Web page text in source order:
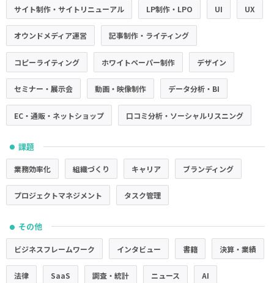
サイト制作・サイトリニューアル LP制作・LPO UI UX
オウンドメディア運営 記事制作・ライティング
コピーライティング ホワイトペーパー制作 デザイン
セミナー・展示会 動画・映像制作 データ分析・BI
EC・通販・ネットショップ 口コミ分析・ソーシャルリスニング
● 課題
業務効率化 組織づくり キャリア ブランディング
プロジェクトマネジメント タスク管理
● その他
ビジネスフレームワーク インタビュー 書籍 決算・業績
法律 SaaS 調査・統計 ニュース AI